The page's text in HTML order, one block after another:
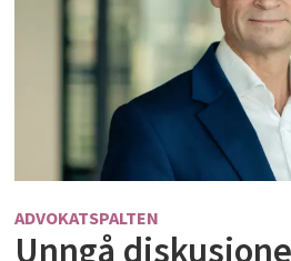
ADVOKATSPALTEN
Unngå